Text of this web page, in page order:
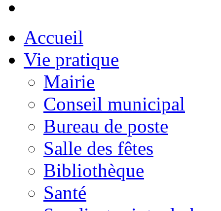
Accueil
Vie pratique
Mairie
Conseil municipal
Bureau de poste
Salle des fêtes
Bibliothèque
Santé